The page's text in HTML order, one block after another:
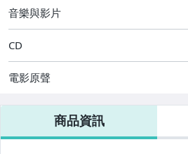
音樂與影片
CD
電影原聲
商品資訊